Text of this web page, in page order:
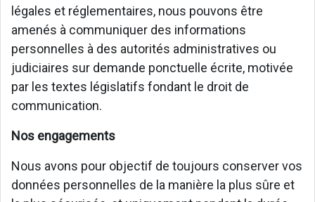
légales et réglementaires, nous pouvons être
amenés à communiquer des informations
personnelles à des autorités administratives ou
judiciaires sur demande ponctuelle écrite, motivée
par les textes législatifs fondant le droit de
communication.
Nos engagements
Nous avons pour objectif de toujours conserver vos
données personnelles de la manière la plus sûre et